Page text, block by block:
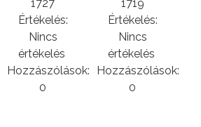
1727
Értékelés:
Nincs
értékelés
Hozzászólások:
0
1719
Értékelés:
Nincs
értékelés
Hozzászólások:
0